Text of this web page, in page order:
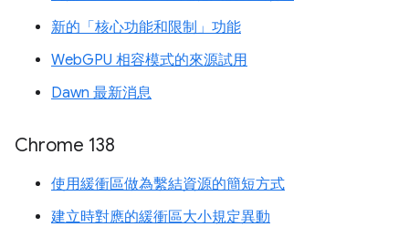
新的「核心功能和限制」功能
WebGPU 相容模式的來源試用
Dawn 最新消息
Chrome 138
使用緩衝區做為繫結資源的簡短方式
建立時對應的緩衝區大小規定異動